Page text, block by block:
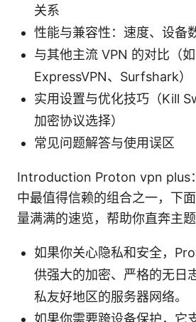
关系
性能与兼容性：速度、设备
与其他主流 VPN 的对比（
ExpressVPN、Surfshark）
实用设置与优化技巧（Kill
加密协议选择）
常见问题解答与使用误区
Introduction Proton vpn plus
中最值得信赖的组合之一，下
量满满的速览，帮助你直奔主题
如果你关心隐私和安全，
供强大的加密、严格的无日
私友好地区的服务器网络。
如果你需要跨设备保护，它